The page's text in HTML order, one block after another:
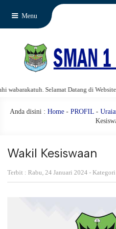
Menu
Selamat Datang di Website
Anda disini : Home - PROFIL -
Wakil Kesiswaan
Terbit : Rabu, 24 Januari 2024 -